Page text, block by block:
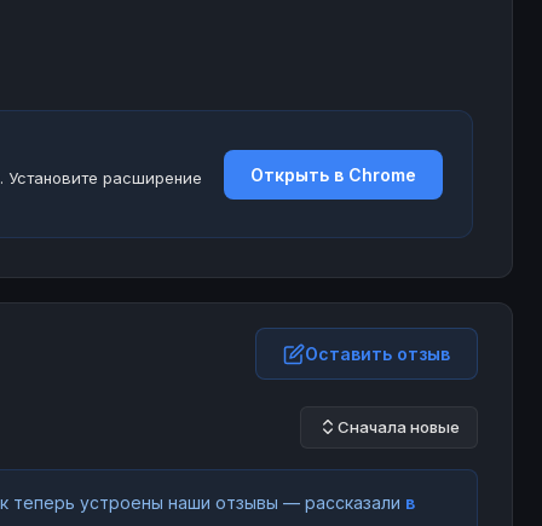
Установите расширение
Открыть в Chrome
Оставить отзыв
Сначала новые
теперь устроены наши отзывы — рассказали в